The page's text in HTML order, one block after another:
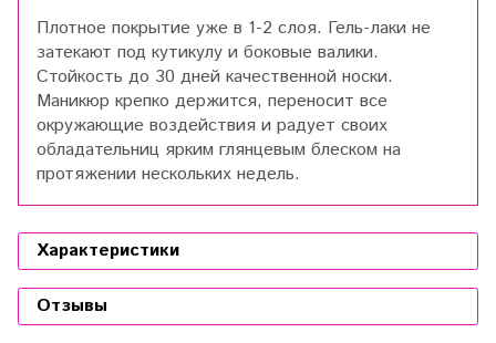
Плотное покрытие уже в 1-2 слоя. Гель-лаки не
затекают под кутикулу и боковые валики.
Стойкость до 30 дней качественной носки.
Маникюр крепко держится, переносит все
окружающие воздействия и радует своих
обладательниц ярким глянцевым блеском на
протяжении нескольких недель.
Характеристики
Отзывы